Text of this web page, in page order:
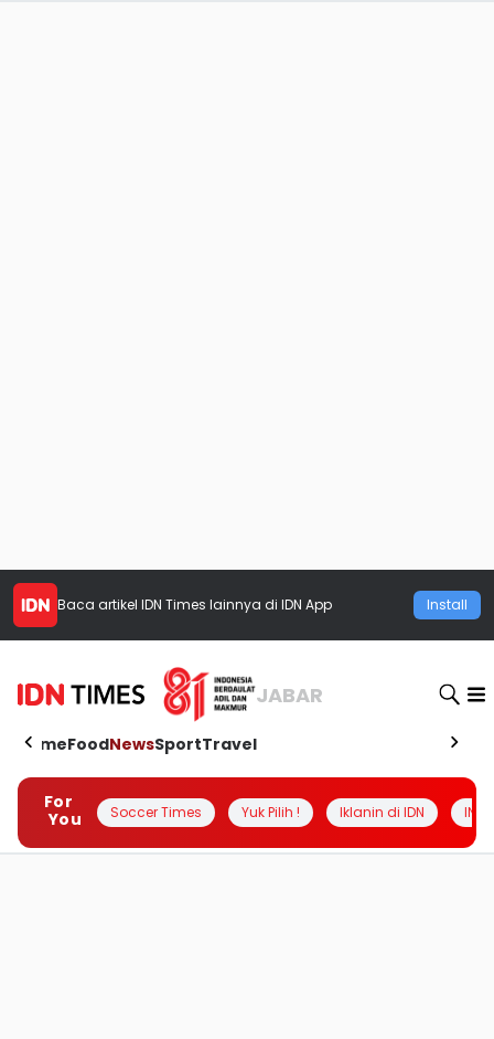
Baca artikel IDN Times lainnya di IDN App Install
JABAR
HomeFoodNewsSportTravel
For
You
Soccer Times Yuk Pilih ! Iklanin di IDN